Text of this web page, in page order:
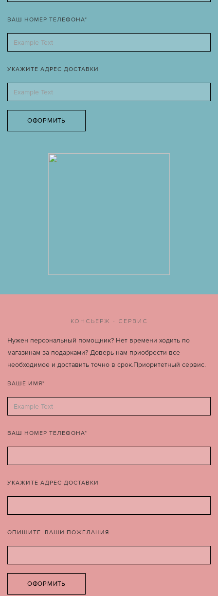
ВАШ НОМЕР ТЕЛЕФОНА*
УКАЖИТЕ АДРЕС ДОСТАВКИ
КОНСЬЕРЖ - СЕРВИС
Нужен персональный помощник? Нет времени ходить по
магазинам за подарками? Доверь нам приобрести все
необходимое и доставить точно в срок.Приоритетный сервис.
ВАШЕ ИМЯ*
ВАШ НОМЕР ТЕЛЕФОНА*
УКАЖИТЕ АДРЕС ДОСТАВКИ
ОПИШИТЕ ВАШИ ПОЖЕЛАНИЯ